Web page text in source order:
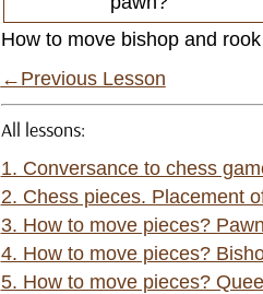
How to move bishop and
←Previous Lesson
All lessons:
1. Conversance to chess
2. Chess pieces. Placement
3. How to move pieces?
4. How to move pieces?
5. How to move pieces?